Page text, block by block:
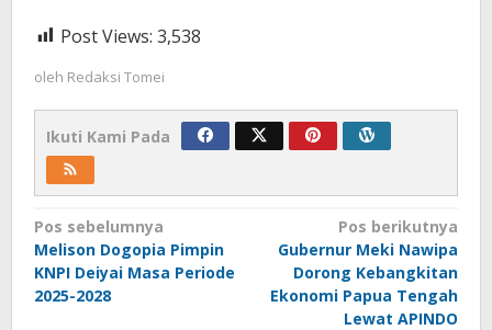
Post Views: 3,538
oleh Redaksi Tomei
Ikuti Kami Pada
Navigasi
pos
Pos sebelumnya
Melison Dogopia Pimpin
KNPI Deiyai Masa Periode
2025-2028
Pos berikutnya
Gubernur Meki Nawipa
Dorong Kebangkitan
Ekonomi Papua Tengah
Lewat APINDO